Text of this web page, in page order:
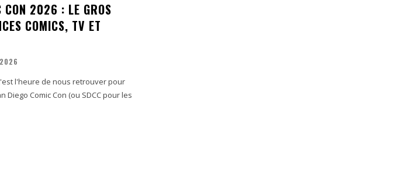
CON 2026 : LE GROS
COMICS, TV ET
l'heure de nous retrouver pour
Diego Comic Con (ou SDCC pour les